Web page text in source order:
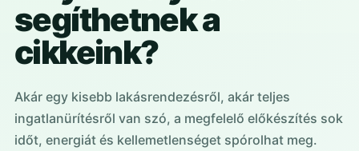
segíthetnek a
cikkeink?
Akár egy kisebb lakásrendezésről, akár teljes
ingatlanürítésről van szó, a megfelelő előkészítés sok
időt, energiát és kellemetlenséget spórolhat meg.